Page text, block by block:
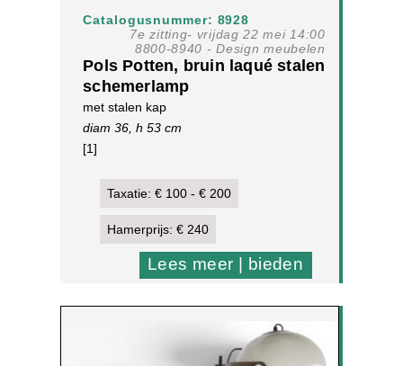
Catalogusnummer: 8928
7e zitting- vrijdag 22 mei 14:00
8800-8940 - Design meubelen
Pols Potten, bruin laqué stalen
schemerlamp
met stalen kap
diam 36, h 53 cm
[1]
Taxatie: € 100 - € 200
Hamerprijs: € 240
Lees meer | bieden